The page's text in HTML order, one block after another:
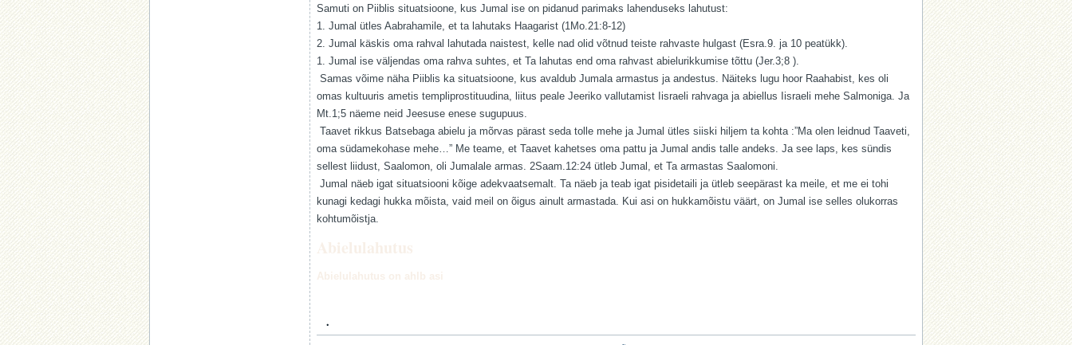
Samuti on Piiblis situatsioone, kus Jumal ise on pidanud parimaks lahenduseks lahutust:
1. Jumal ütles Aabrahamile, et ta lahutaks Haagarist (1Mo.21:8-12)
2. Jumal käskis oma rahval lahutada naistest, kelle nad olid võtnud teiste rahvaste hulgast (Esra.9. ja 10 peatükk).
1. Jumal ise väljendas oma rahva suhtes, et Ta lahutas end oma rahvast abielurikkumise tõttu (Jer.3;8 ).
Samas võime näha Piiblis ka situatsioone, kus avaldub Jumala armastus ja andestus. Näiteks lugu hoor Raahabist, kes oli
omas kultuuris ametis templiprostituudina, liitus peale Jeeriko vallutamist Iisraeli rahvaga ja abiellus Iisraeli mehe Salmoniga. Ja
Mt.1;5 näeme neid Jeesuse enese sugupuus.
Taavet rikkus Batsebaga abielu ja mõrvas pärast seda tolle mehe ja Jumal ütles siiski hiljem ta kohta :”Ma olen leidnud Taaveti,
oma südamekohase mehe…” Me teame, et Taavet kahetses oma pattu ja Jumal andis talle andeks. Ja see laps, kes sündis
sellest liidust, Saalomon, oli Jumalale armas. 2Saam.12:24 ütleb Jumal, et Ta armastas Saalomoni.
Jumal näeb igat situatsiooni kõige adekvaatsemalt. Ta näeb ja teab igat pisidetaili ja ütleb seepärast ka meile, et me ei tohi
kunagi kedagi hukka mõista, vaid meil on õigus ainult armastada. Kui asi on hukkamõistu väärt, on Jumal ise selles olukorras
kohtumõistja.
Abielulahutus
Abielulahutus on ahlb asi
.